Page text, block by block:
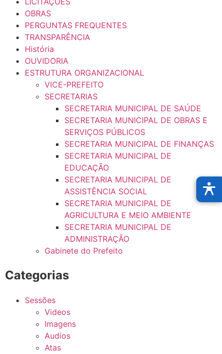
OBRAS
PERGUNTAS FREQUENTES
TRANSPARÊNCIA
História
OUVIDORIA
ESTRUTURA ORGANIZACIONAL
VICE-PREFEITO
SECRETARIAS
SECRETARIA MUNICIPAL DE SAÚDE
SECRETARIA MUNICIPAL DE OBRAS E
SERVIÇOS PÚBLICOS
SECRETARIA MUNICIPAL DE FINANÇAS
SECRETARIA MUNICIPAL DE
EDUCAÇÃO
SECRETARIA MUNICIPAL DE
ASSISTÊNCIA SOCIAL
SECRETARIA MUNICIPAL DE
AGRICULTURA E MEIO AMBIENTE
SECRETARIA MUNICIPAL DE
ADMINISTRAÇÃO
Gabinete do Prefeito
Categorias
Sessões
Videos
Imagens
Audios
Atas